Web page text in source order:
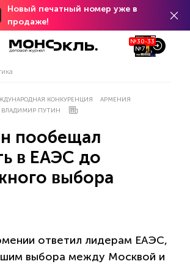
Новый печатный номер уже в
продаже!
№30-33
№7
КОНКУРЕНЦИЯ
АРМЕНИЯ
ВЛАДИМИР ПУТИН
пообещал
в ЕАЭС до
выбора
ответил лидерам ЕАЭС,
выбора между Москвой и